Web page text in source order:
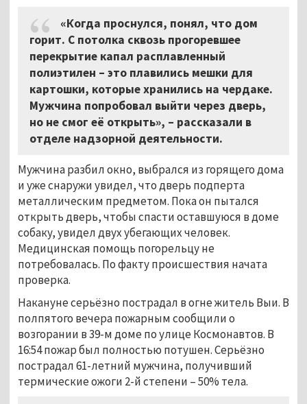
«Когда проснулся, понял, что дом
горит. С потолка сквозь прогоревшее
перекрытие капал расплавленный
полиэтилен – это плавились мешки для
картошки, которые хранились на чердаке.
Мужчина попробовал выйти через дверь,
но не смог её открыть», – рассказали в
отделе надзорной деятельности.
Мужчина разбил окно, выбрался из горящего дома
и уже снаружи увидел, что дверь подперта
металлическим предметом. Пока он пытался
открыть дверь, чтобы спасти оставшуюся в доме
собаку, увидел двух убегающих человек.
Медицинская помощь погорельцу не
потребовалась. По факту происшествия начата
проверка.
Накануне серьёзно пострадал в огне житель Выи. В
полпятого вечера пожарным сообщили о
возгорании в 39-м доме по улице Космонавтов. В
16:54 пожар был полностью потушен. Серьёзно
пострадал 61-летний мужчина, получивший
термические ожоги 2-й степени – 50% тела.